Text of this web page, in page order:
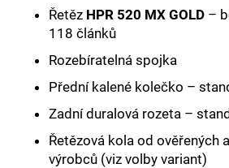
Řetěz HPR 520 MX GOLD –
118 článků
Rozebíratelná spojka
Přední kalené kolečko –
Zadní duralová rozeta –
Řetězová kola od ověřených
výrobců (viz volby variant)
NASTAVITELNÉ
PŘEPÁKOVÁNÍ